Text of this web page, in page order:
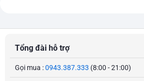
Tổng đài hỗ trợ
Gọi mua :0943.387.333 (8:00 - 21:00)